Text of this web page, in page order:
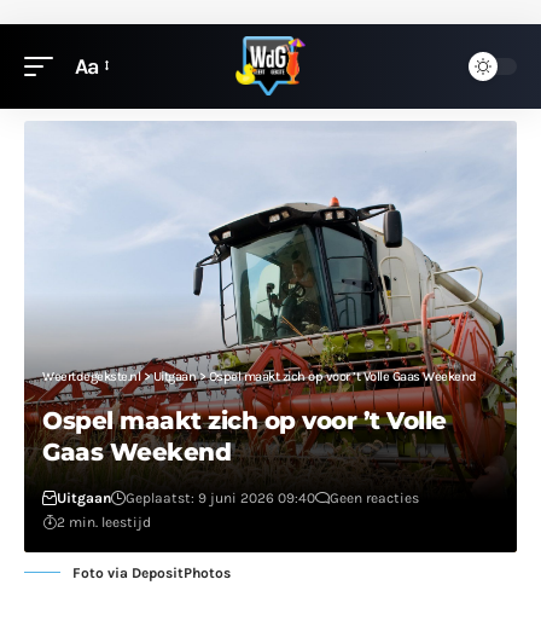
Aa
Weertdegekste.nl>Uitgaan>Ospel maakt zich op voor ’t Volle Gaas Weekend
Ospel maakt zich op voor ’t Volle
Gaas Weekend
Uitgaan Geplaatst: 9 juni 2026 09:40
Geen reacties
2 min. leestijd
Foto via DepositPhotos